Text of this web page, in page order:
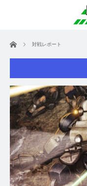
ホーム 対戦レポート